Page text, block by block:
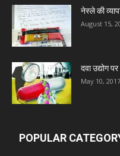
नेस्ले की
August 15,
दवा उद्योग
May 10, 2017
POPULAR